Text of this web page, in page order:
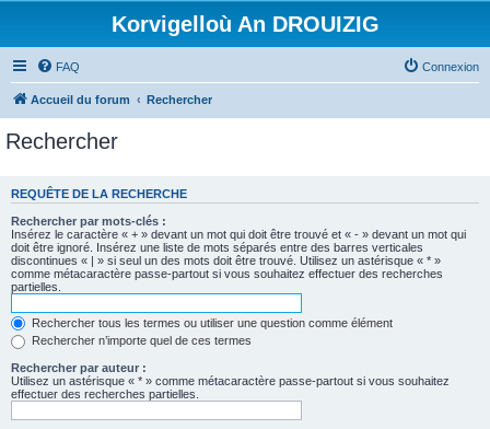
Korvigelloù An DROUIZIG
FAQ Connexion
Accueil du forum Rechercher
Rechercher
REQUÊTE DE LA RECHERCHE
Rechercher par mots-clés :
Insérez le caractère « + » devant un mot qui doit être trouvé et « - » devant un mot qui
doit être ignoré. Insérez une liste de mots séparés entre des barres verticales
discontinues « | » si seul un des mots doit être trouvé. Utilisez un astérisque « * »
comme métacaractère passe-partout si vous souhaitez effectuer des recherches
partielles.
Rechercher tous les termes ou utiliser une question comme élément
Rechercher n’importe quel de ces termes
Rechercher par auteur :
Utilisez un astérisque « * » comme métacaractère passe-partout si vous souhaitez
effectuer des recherches partielles.